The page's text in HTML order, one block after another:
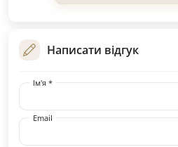
Написати відгук
Ім'я *
Email